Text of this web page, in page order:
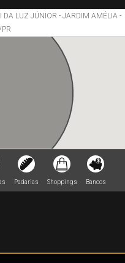
DA LUZ JÚNIOR - JARDIM AMÉLIA -
Padarias Shoppings Bancos